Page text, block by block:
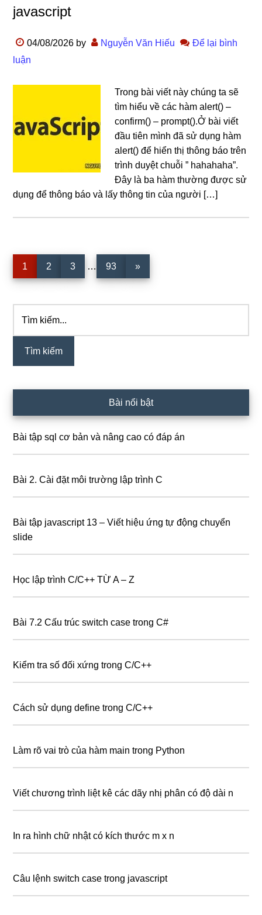
javascript
04/08/2026 by Nguyễn Văn Hiếu
Để lại bình
luận
Trong bài viết này chúng ta sẽ
tìm hiểu về các hàm alert() –
confirm() – prompt().Ở bài viết
đầu tiên mình đã sử dụng hàm
alert() để hiển thị thông báo trên
trình duyệt chuỗi ” hahahaha”.
Đây là ba hàm thường được sử
dụng để thông báo và lấy thông tin của người […]
Trang
1 Trang
2 Trang
3
Interim
… Trang
93 »
Sidebar
chính
kiếm...
Bài nổi bật
Bài tập sql cơ bản và nâng cao có đáp án
Bài 2. Cài đặt môi trường lập trình C
Bài tập javascript 13 – Viết hiệu ứng tự động chuyển
slide
Học lập trình C/C++ TỪ A – Z
Bài 7.2 Cấu trúc switch case trong C#
Kiểm tra số đối xứng trong C/C++
Cách sử dụng define trong C/C++
Làm rõ vai trò của hàm main trong Python
Viết chương trình liệt kê các dãy nhị phân có độ dài n
In ra hình chữ nhật có kích thước m x n
Câu lệnh switch case trong javascript